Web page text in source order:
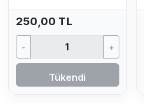
250,00 TL
- +
Tükendi